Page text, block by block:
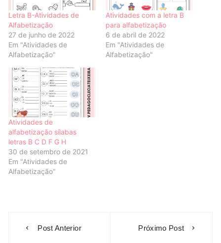
Letra B-Atividades de
Alfabetização
27 de junho de 2022
Em "Atividades de
Alfabetização"
Atividades com a letra B
para alfabetização
6 de abril de 2022
Em "Atividades de
Alfabetização"
Atividades de
alfabetização sílabas
letras B C D F G H
30 de setembro de 2021
Em "Atividades de
Alfabetização"
Post Anterior Próximo Post